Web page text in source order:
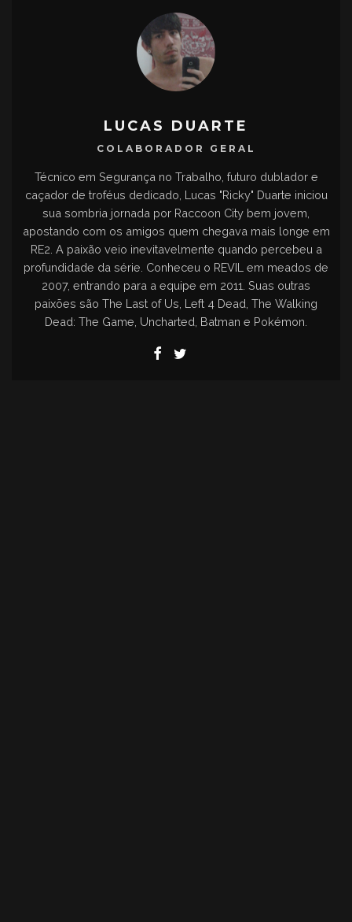
LUCAS DUARTE
COLABORADOR GERAL
Técnico em Segurança no Trabalho, futuro dublador e
caçador de troféus dedicado, Lucas "Ricky" Duarte iniciou
sua sombria jornada por Raccoon City bem jovem,
apostando com os amigos quem chegava mais longe em
RE2. A paixão veio inevitavelmente quando percebeu a
profundidade da série. Conheceu o REVIL em meados de
2007, entrando para a equipe em 2011. Suas outras
paixões são The Last of Us, Left 4 Dead, The Walking
Dead: The Game, Uncharted, Batman e Pokémon.